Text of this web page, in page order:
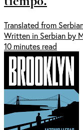
Translated from
Written in Serbian by
10 minutes read